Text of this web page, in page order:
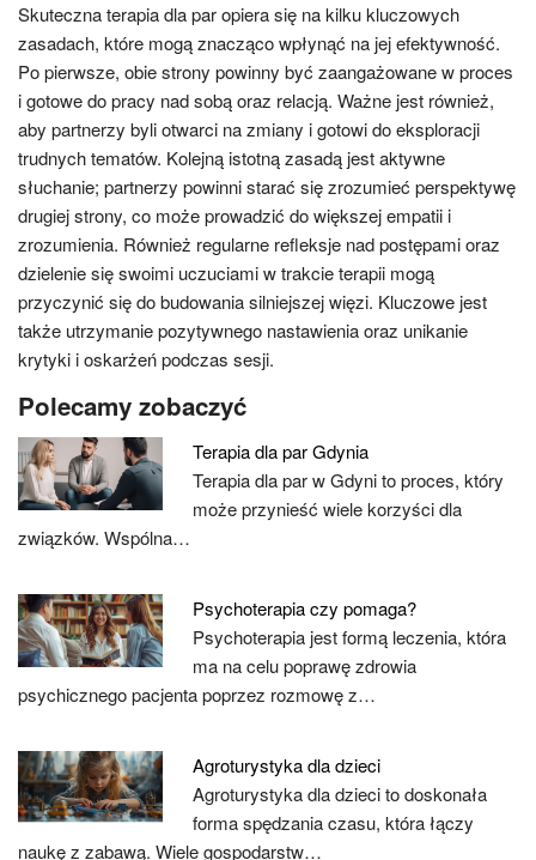
Skuteczna terapia dla par opiera się na kilku kluczowych
zasadach, które mogą znacząco wpłynąć na jej efektywność.
Po pierwsze, obie strony powinny być zaangażowane w proces
i gotowe do pracy nad sobą oraz relacją. Ważne jest również,
aby partnerzy byli otwarci na zmiany i gotowi do eksploracji
trudnych tematów. Kolejną istotną zasadą jest aktywne
słuchanie; partnerzy powinni starać się zrozumieć perspektywę
drugiej strony, co może prowadzić do większej empatii i
zrozumienia. Również regularne refleksje nad postępami oraz
dzielenie się swoimi uczuciami w trakcie terapii mogą
przyczynić się do budowania silniejszej więzi. Kluczowe jest
także utrzymanie pozytywnego nastawienia oraz unikanie
krytyki i oskarżeń podczas sesji.
Polecamy zobaczyć
Terapia dla par Gdynia
Terapia dla par w Gdyni to proces, który
może przynieść wiele korzyści dla
związków. Wspólna…
Psychoterapia czy pomaga?
Psychoterapia jest formą leczenia, która
ma na celu poprawę zdrowia
psychicznego pacjenta poprzez rozmowę z…
Agroturystyka dla dzieci
Agroturystyka dla dzieci to doskonała
forma spędzania czasu, która łączy
naukę z zabawą. Wiele gospodarstw…